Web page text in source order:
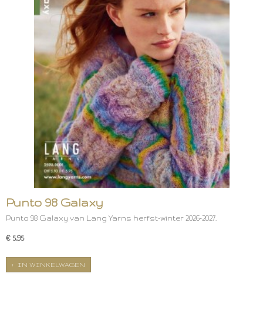
Punto 98 Galaxy
Punto 98 Galaxy van Lang Yarns herfst-winter 2026-2027.
€ 5,95
IN WINKELWAGEN